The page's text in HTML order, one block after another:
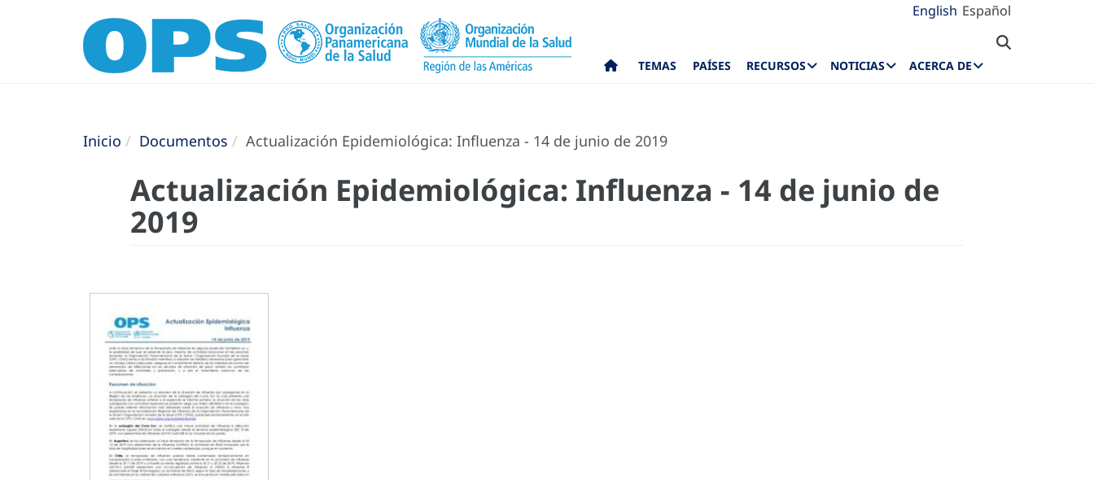
English Español
TEMAS PAÍSES RECURSOS NOTICIAS ACERCA DE
Inicio Documentos Actualización Epidemiológica: Influenza - 14 de junio de 2019
Actualización Epidemiológica: Influenza - 14 de junio de
2019